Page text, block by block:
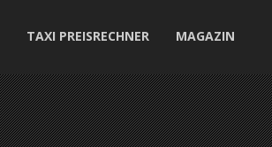
TAXI PREISRECHNER MAGAZIN